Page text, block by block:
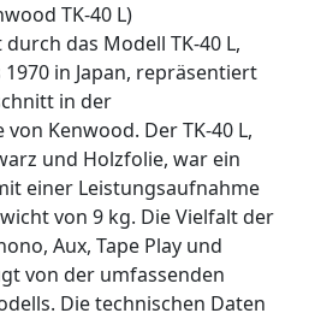
TK-40 L)
das Modell TK-40 L,
in Japan, repräsentiert
in der
Kenwood. Der TK-40 L,
und Holzfolie, war ein
einer Leistungsaufnahme
von 9 kg. Die Vielfalt der
Aux, Tape Play und
von der umfassenden
Die technischen Daten